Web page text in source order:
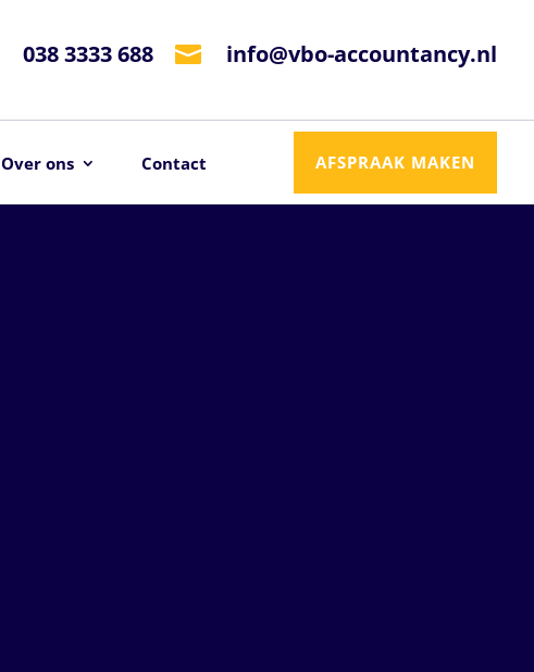
038 3333 688  info@vbo-accountancy.nl
Over ons Contact AFSPRAAK MAKEN